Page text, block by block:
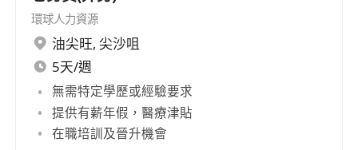
環球人力資源
油尖旺, 尖沙咀
5天/週
無需特定學歷或經驗要求
提供有薪年假，醫療津貼
在職培訓及晉升機會